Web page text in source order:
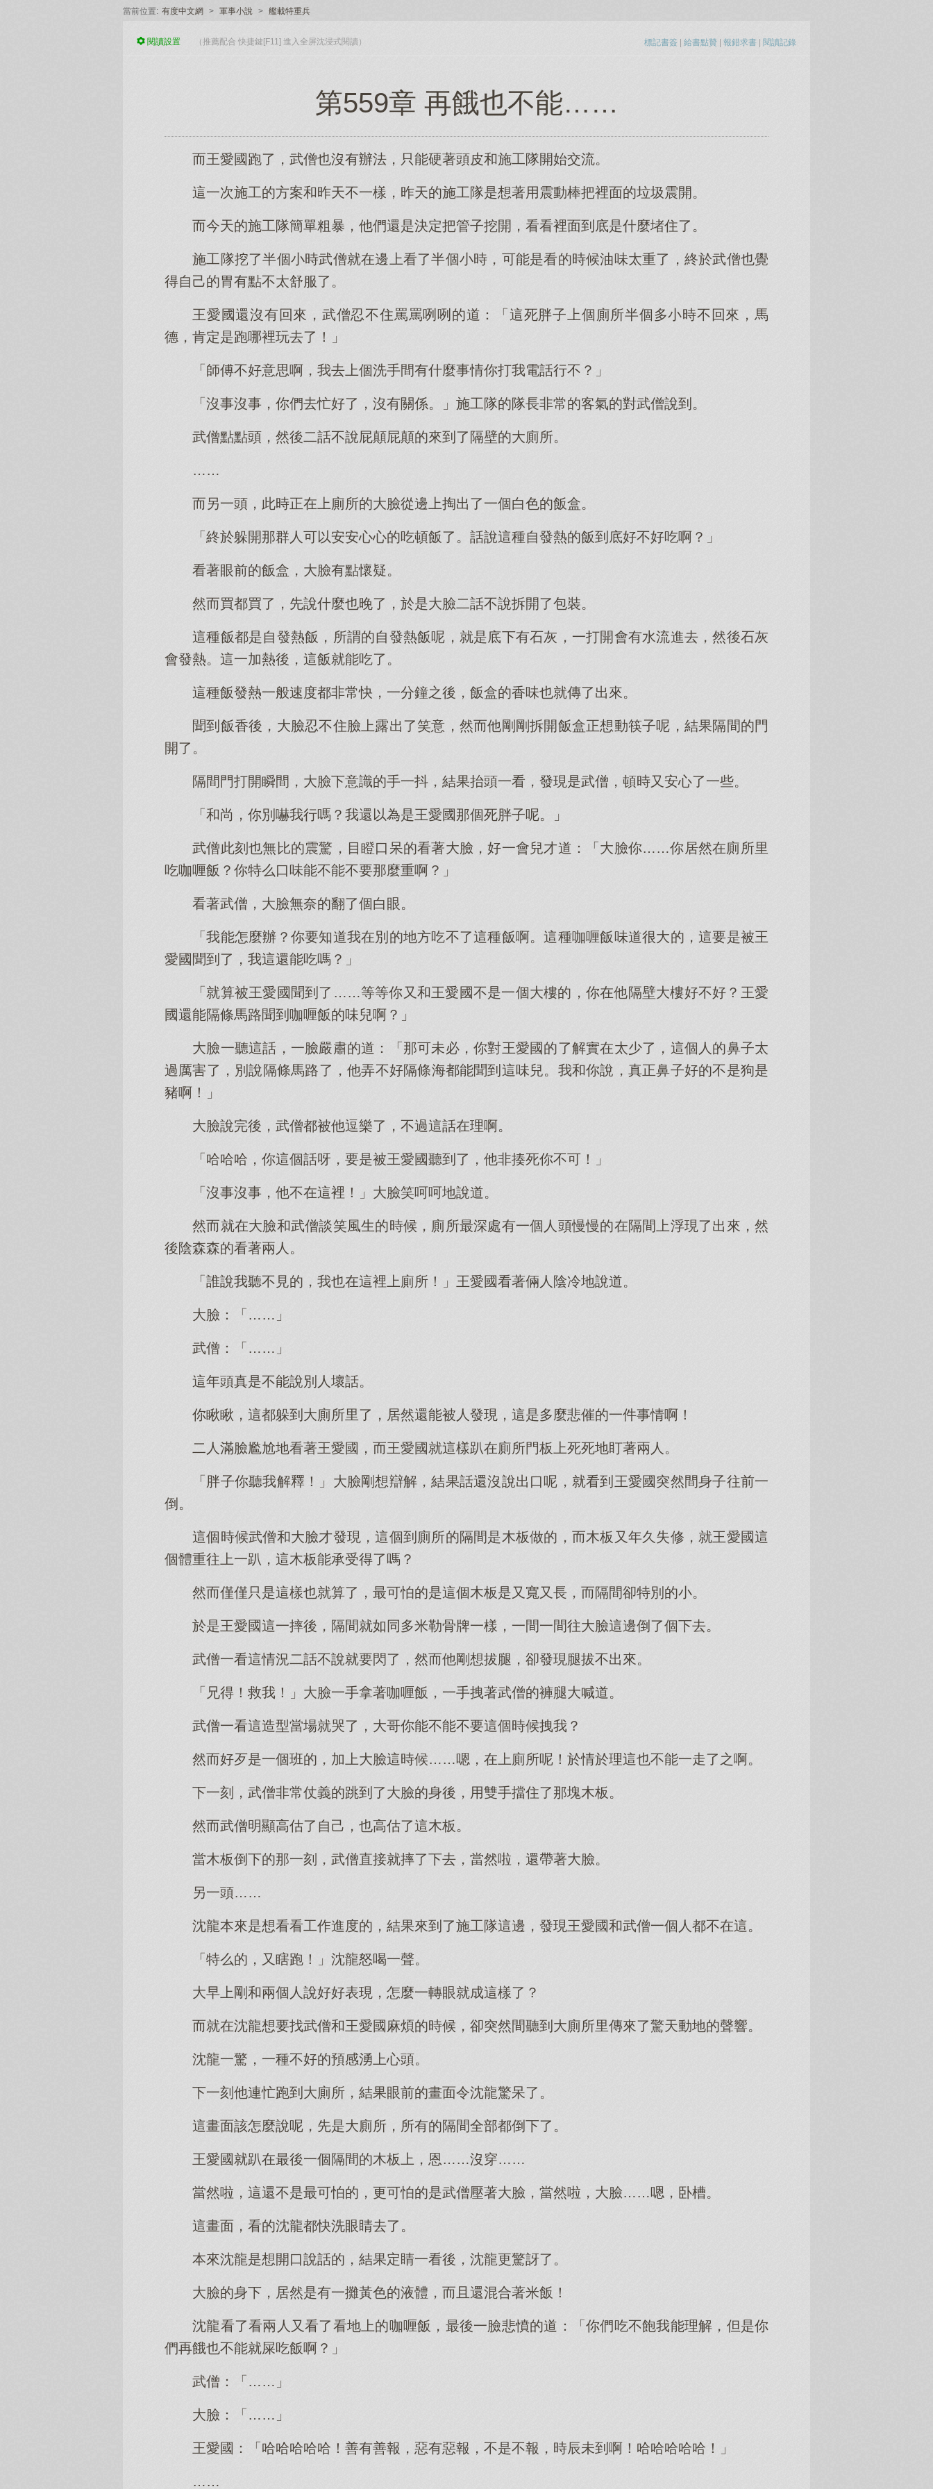
當前位置: 有度中文網 > 軍事小說 > 艦載特重兵
標記書簽 | 給書點贊 | 報錯求書 | 閱讀記錄
閱讀設置 （推薦配合 快捷鍵[F11] 進入全屏沈浸式閱讀）
第559章 再餓也不能……
而王愛國跑了，武僧也沒有辦法，只能硬著頭皮和施工隊開始交流。
這一次施工的方案和昨天不一樣，昨天的施工隊是想著用震動棒把裡面的垃圾震開。
而今天的施工隊簡單粗暴，他們還是決定把管子挖開，看看裡面到底是什麼堵住了。
施工隊挖了半個小時武僧就在邊上看了半個小時，可能是看的時候油味太重了，終於武僧也覺
得自己的胃有點不太舒服了。
王愛國還沒有回來，武僧忍不住罵罵咧咧的道：「這死胖子上個廁所半個多小時不回來，馬
德，肯定是跑哪裡玩去了！」
「師傅不好意思啊，我去上個洗手間有什麼事情你打我電話行不？」
「沒事沒事，你們去忙好了，沒有關係。」施工隊的隊長非常的客氣的對武僧說到。
武僧點點頭，然後二話不說屁顛屁顛的來到了隔壁的大廁所。
……
而另一頭，此時正在上廁所的大臉從邊上掏出了一個白色的飯盒。
「終於躲開那群人可以安安心心的吃頓飯了。話說這種自發熱的飯到底好不好吃啊？」
看著眼前的飯盒，大臉有點懷疑。
然而買都買了，先說什麼也晚了，於是大臉二話不說拆開了包裝。
這種飯都是自發熱飯，所謂的自發熱飯呢，就是底下有石灰，一打開會有水流進去，然後石灰
會發熱。這一加熱後，這飯就能吃了。
這種飯發熱一般速度都非常快，一分鐘之後，飯盒的香味也就傳了出來。
聞到飯香後，大臉忍不住臉上露出了笑意，然而他剛剛拆開飯盒正想動筷子呢，結果隔間的門
開了。
隔間門打開瞬間，大臉下意識的手一抖，結果抬頭一看，發現是武僧，頓時又安心了一些。
「和尚，你別嚇我行嗎？我還以為是王愛國那個死胖子呢。」
武僧此刻也無比的震驚，目瞪口呆的看著大臉，好一會兒才道：「大臉你……你居然在廁所里
吃咖喱飯？你特么口味能不能不要那麼重啊？」
看著武僧，大臉無奈的翻了個白眼。
「我能怎麼辦？你要知道我在別的地方吃不了這種飯啊。這種咖喱飯味道很大的，這要是被王
愛國聞到了，我這還能吃嗎？」
「就算被王愛國聞到了……等等你又和王愛國不是一個大樓的，你在他隔壁大樓好不好？王愛
國還能隔條馬路聞到咖喱飯的味兒啊？」
大臉一聽這話，一臉嚴肅的道：「那可未必，你對王愛國的了解實在太少了，這個人的鼻子太
過厲害了，別說隔條馬路了，他弄不好隔條海都能聞到這味兒。我和你說，真正鼻子好的不是狗是
豬啊！」
大臉說完後，武僧都被他逗樂了，不過這話在理啊。
「哈哈哈，你這個話呀，要是被王愛國聽到了，他非揍死你不可！」
「沒事沒事，他不在這裡！」大臉笑呵呵地說道。
然而就在大臉和武僧談笑風生的時候，廁所最深處有一個人頭慢慢的在隔間上浮現了出來，然
後陰森森的看著兩人。
「誰說我聽不見的，我也在這裡上廁所！」王愛國看著倆人陰冷地說道。
大臉：「……」
武僧：「……」
這年頭真是不能說別人壞話。
你瞅瞅，這都躲到大廁所里了，居然還能被人發現，這是多麼悲催的一件事情啊！
二人滿臉尷尬地看著王愛國，而王愛國就這樣趴在廁所門板上死死地盯著兩人。
「胖子你聽我解釋！」大臉剛想辯解，結果話還沒說出口呢，就看到王愛國突然間身子往前一
倒。
這個時候武僧和大臉才發現，這個到廁所的隔間是木板做的，而木板又年久失修，就王愛國這
個體重往上一趴，這木板能承受得了嗎？
然而僅僅只是這樣也就算了，最可怕的是這個木板是又寬又長，而隔間卻特別的小。
於是王愛國這一摔後，隔間就如同多米勒骨牌一樣，一間一間往大臉這邊倒了個下去。
武僧一看這情況二話不說就要閃了，然而他剛想拔腿，卻發現腿拔不出來。
「兄得！救我！」大臉一手拿著咖喱飯，一手拽著武僧的褲腿大喊道。
武僧一看這造型當場就哭了，大哥你能不能不要這個時候拽我？
然而好歹是一個班的，加上大臉這時候……嗯，在上廁所呢！於情於理這也不能一走了之啊。
下一刻，武僧非常仗義的跳到了大臉的身後，用雙手擋住了那塊木板。
然而武僧明顯高估了自己，也高估了這木板。
當木板倒下的那一刻，武僧直接就摔了下去，當然啦，還帶著大臉。
另一頭……
沈龍本來是想看看工作進度的，結果來到了施工隊這邊，發現王愛國和武僧一個人都不在這。
「特么的，又瞎跑！」沈龍怒喝一聲。
大早上剛和兩個人說好好表現，怎麼一轉眼就成這樣了？
而就在沈龍想要找武僧和王愛國麻煩的時候，卻突然間聽到大廁所里傳來了驚天動地的聲響。
沈龍一驚，一種不好的預感湧上心頭。
下一刻他連忙跑到大廁所，結果眼前的畫面令沈龍驚呆了。
這畫面該怎麼說呢，先是大廁所，所有的隔間全部都倒下了。
王愛國就趴在最後一個隔間的木板上，恩……沒穿……
當然啦，這還不是最可怕的，更可怕的是武僧壓著大臉，當然啦，大臉……嗯，卧槽。
這畫面，看的沈龍都快洗眼睛去了。
本來沈龍是想開口說話的，結果定睛一看後，沈龍更驚訝了。
大臉的身下，居然是有一攤黃色的液體，而且還混合著米飯！
沈龍看了看兩人又看了看地上的咖喱飯，最後一臉悲憤的道：「你們吃不飽我能理解，但是你
們再餓也不能就屎吃飯啊？」
武僧：「……」
大臉：「……」
王愛國：「哈哈哈哈哈！善有善報，惡有惡報，不是不報，時辰未到啊！哈哈哈哈哈！」
……